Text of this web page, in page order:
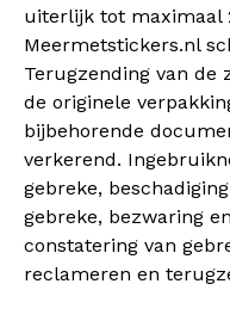
uiterlijk tot maximaal
Meermetstickers.nl
Terugzending van de
de originele
bijbehorende
verkerend.
gebreke,
gebreke, bezwaring
constatering van
reclameren en